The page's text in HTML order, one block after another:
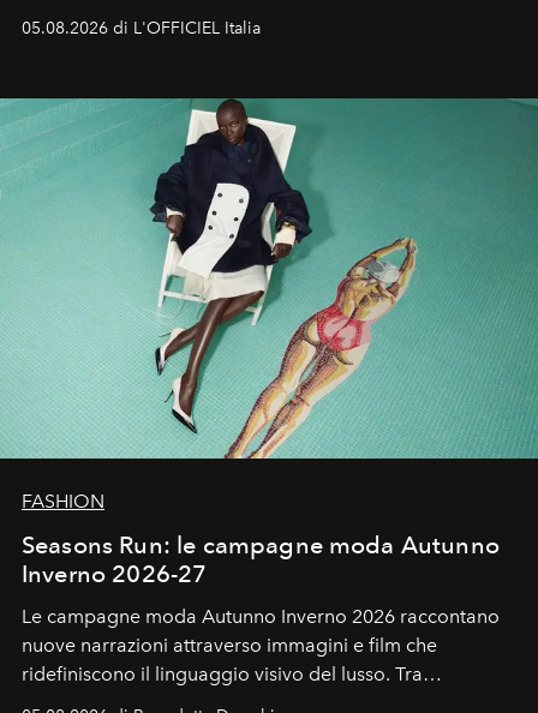
formali e a ridefinire il concetto stesso di silhouette.
un’impronta indelebile nella storia della moda.
05.08.2026 di L'OFFICIEL Italia
FASHION
Seasons Run: le campagne moda Autunno
Inverno 2026-27
Le campagne moda Autunno Inverno 2026 raccontano
nuove narrazioni attraverso immagini e film che
ridefiniscono il linguaggio visivo del lusso. Tra
protagonisti del cinema, volti della cultura